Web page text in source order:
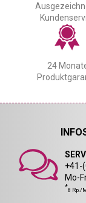
24
+41-
Mo-
*8 Rp./